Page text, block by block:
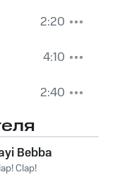
2:20
4:10
2:40
Bebba
Clap!